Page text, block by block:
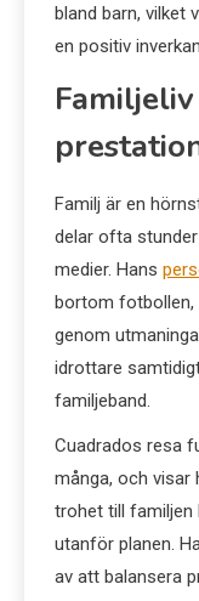
bland barn, vilket
en positiv
Familj är en
delar ofta
medier. Hans
bortom fotbollen,
genom
idrottare
familjeband.
Cuadrados resa
många, och visar
trohet till familjen
utanför planen.
av att balansera